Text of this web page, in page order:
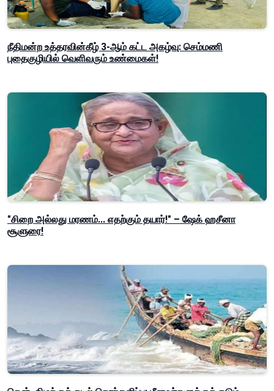
நீதிமன்ற உத்தரவின்கீழ் 3-ஆம் கட்ட அகழ்வு: செம்மணி
புதைகுழியில் வெளிவரும் உண்மைகள்!
"சிறை அல்லது மரணம்... எதற்கும் தயார்!" – ஷேக் ஹசீனா
சூளுரை!